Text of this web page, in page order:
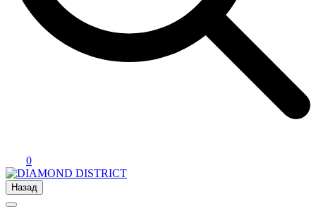
0
Назад